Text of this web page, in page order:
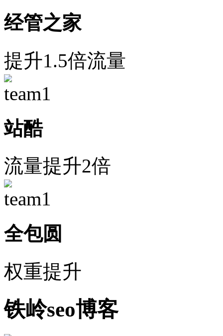
经管之家
提升1.5倍流量
站酷
流量提升2倍
全包圆
权重提升
铁岭seo博客